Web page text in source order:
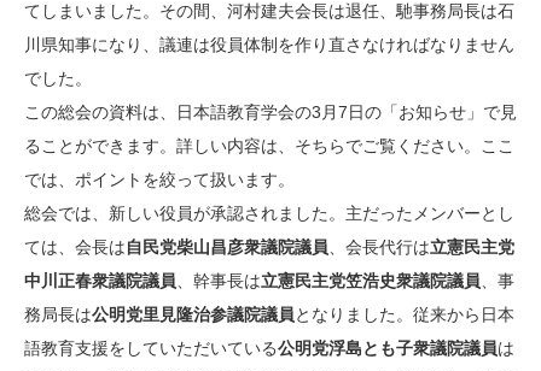
てしまいました。その間、河村建夫会長は退任、馳事務局長は石
川県知事になり、議連は役員体制を作り直さなければなりません
でした。
この総会の資料は、日本語教育学会の3月7日の「お知らせ」で見
ることができます。詳しい内容は、そちらでご覧ください。ここ
では、ポイントを絞って扱います。
総会では、新しい役員が承認されました。主だったメンバーとし
ては、会長は自民党柴山昌彦衆議院議員、会長代行は立憲民主党
中川正春衆議院議員、幹事長は立憲民主党笠浩史衆議院議員、事
務局長は公明党里見隆治参議院議員となりました。従来から日本
語教育支援をしていただいている公明党浮島とも子衆議院議員は